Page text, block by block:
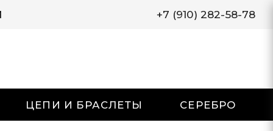
+7 (910) 282-58-78
ЦЕПИ И БРАСЛЕТЫ СЕРЕБРО